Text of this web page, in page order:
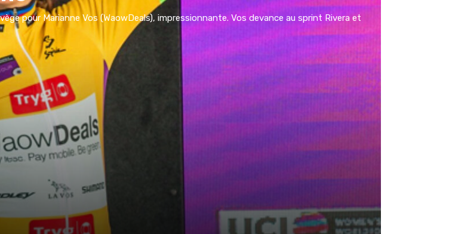
pour Marianne Vos (WaowDeals), impressionnante. Vos devance au sprint Rivera et